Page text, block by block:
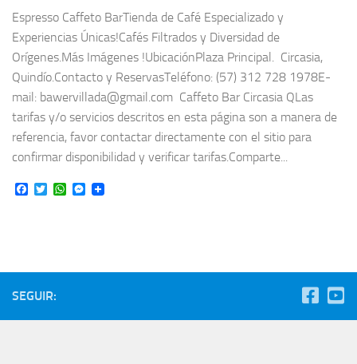
Espresso Caffeto BarTienda de Café Especializado y
Experiencias Únicas!Cafés Filtrados y Diversidad de
Orígenes.Más Imágenes !UbicaciónPlaza Principal. Circasia,
Quindío.Contacto y ReservasTeléfono: (57) 312 728 1978E-
mail: bawervillada@gmail.com Caffeto Bar Circasia QLas
tarifas y/o servicios descritos en esta página son a manera de
referencia, favor contactar directamente con el sitio para
confirmar disponibilidad y verificar tarifas.Comparte...
Facebook
TwitterWhatsApp
Messenger
SEGUIR: